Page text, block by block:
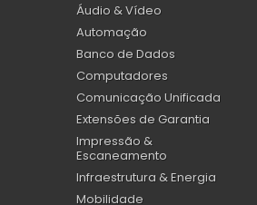
Áudio & Vídeo
Automação
Banco de Dados
Computadores
Comunicação Unificada
Extensões de Garantia
Impressão &
Escaneamento
Infraestrutura & Energia
Mobilidade